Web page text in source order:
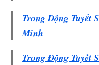
Trong Động Tuyết
Minh
Trong Động Tuyết